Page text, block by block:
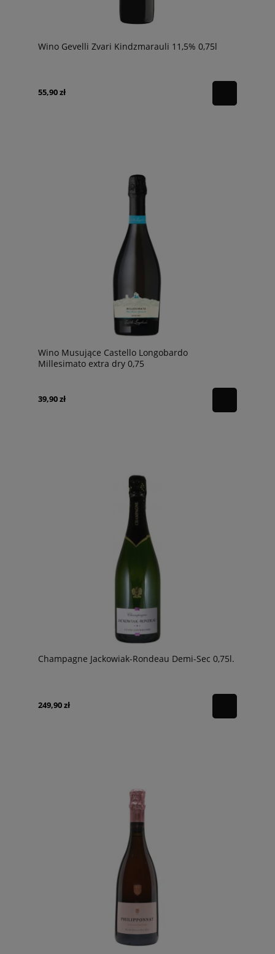
Wino Gevelli Zvari Kindzmarauli 11,5% 0,75l
55,90 zł
Wino Musujące Castello Longobardo
Millesimato extra dry 0,75
39,90 zł
Champagne Jackowiak-Rondeau Demi-Sec 0,75l.
249,90 zł